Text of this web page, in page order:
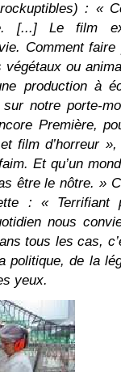
: «
[...] Le film
Comment faire
ou
production à
notre porte-
Première,
film d’horreur
Et qu’un
être le nôtre. »
: « Terrifiant
nous
tous les cas,
politique, de la
yeux.